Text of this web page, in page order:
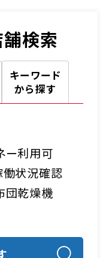
検索
キーワード
から探す
ー利用可
働状況確認
団乾燥機